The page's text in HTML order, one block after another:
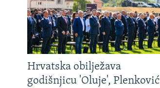
Hrvatska obilježava
godišnjicu 'Oluje', Plenković